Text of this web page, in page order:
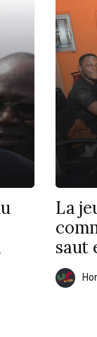
La
saut